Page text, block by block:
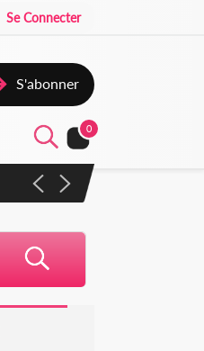
Se Connecter
S'abonner
0